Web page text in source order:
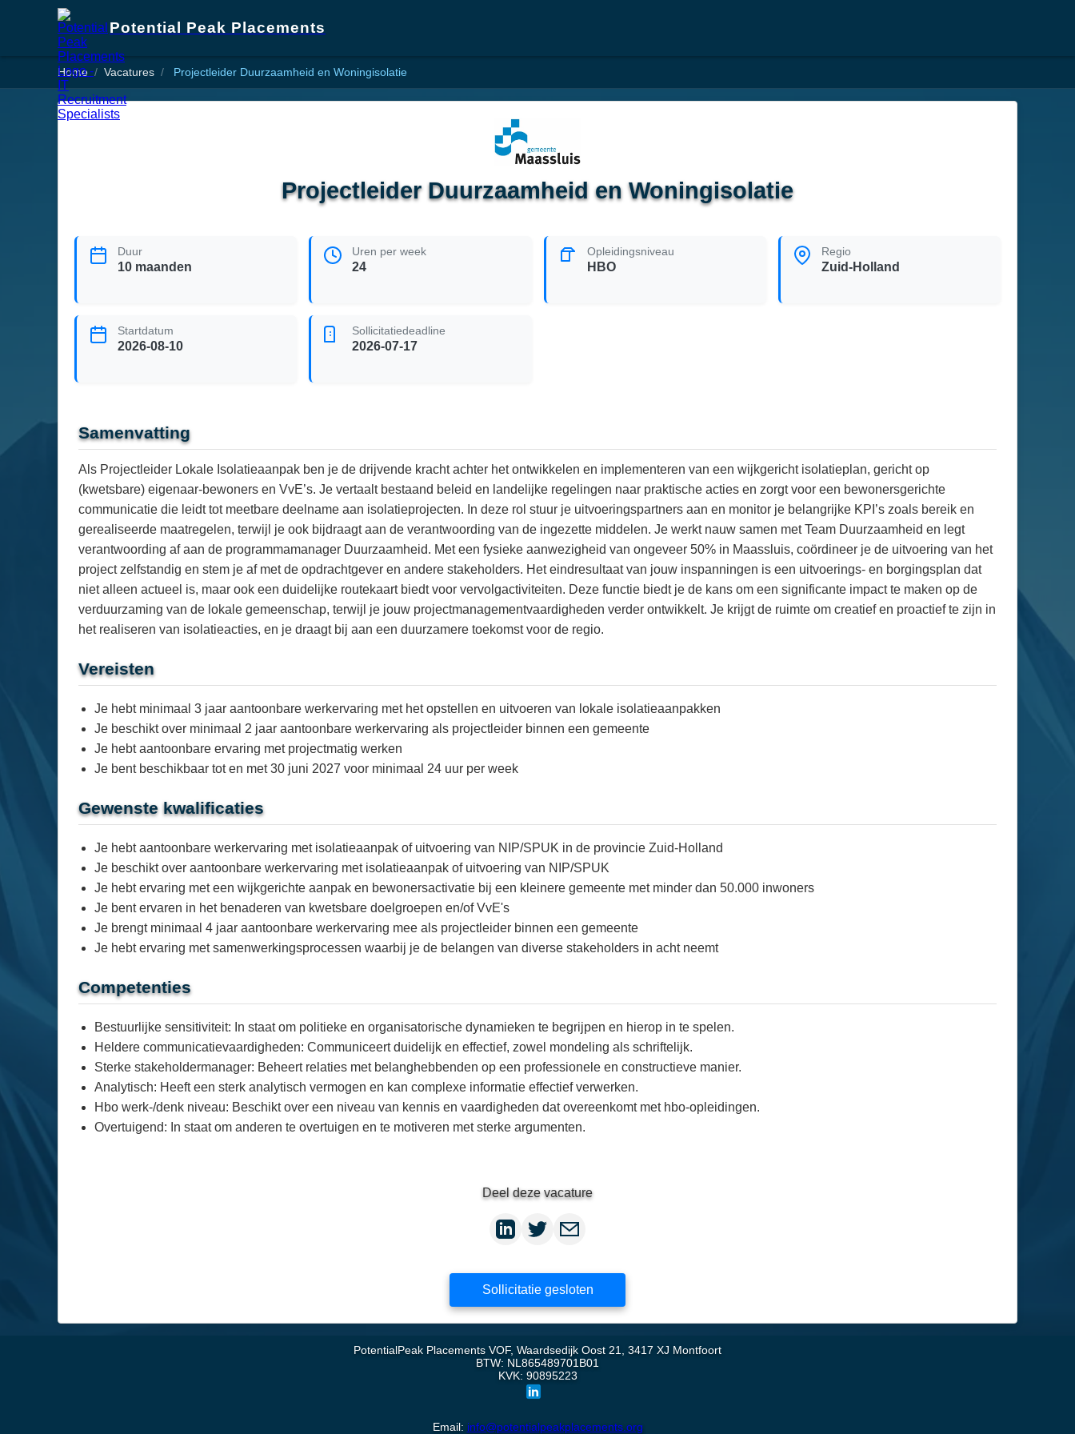
Potential Peak Placements
Home Vacatures Projectleider Duurzaamheid en Woningisolatie
Projectleider Duurzaamheid en Woningisolatie
Duur
10 maanden
Uren per week
24
Opleidingsniveau
HBO
Regio
Zuid-Holland
Startdatum
2026-08-10
Sollicitatiedeadline
2026-07-17
Samenvatting
Als Projectleider Lokale Isolatieaanpak ben je de drijvende kracht achter het ontwikkelen en implementeren van een wijkgericht isolatieplan, gericht op
(kwetsbare) eigenaar-bewoners en VvE’s. Je vertaalt bestaand beleid en landelijke regelingen naar praktische acties en zorgt voor een bewonersgerichte
communicatie die leidt tot meetbare deelname aan isolatieprojecten. In deze rol stuur je uitvoeringspartners aan en monitor je belangrijke KPI’s zoals bereik en
gerealiseerde maatregelen, terwijl je ook bijdraagt aan de verantwoording van de ingezette middelen. Je werkt nauw samen met Team Duurzaamheid en legt
verantwoording af aan de programmamanager Duurzaamheid. Met een fysieke aanwezigheid van ongeveer 50% in Maassluis, coördineer je de uitvoering van het
project zelfstandig en stem je af met de opdrachtgever en andere stakeholders. Het eindresultaat van jouw inspanningen is een uitvoerings- en borgingsplan dat
niet alleen actueel is, maar ook een duidelijke routekaart biedt voor vervolgactiviteiten. Deze functie biedt je de kans om een significante impact te maken op de
verduurzaming van de lokale gemeenschap, terwijl je jouw projectmanagementvaardigheden verder ontwikkelt. Je krijgt de ruimte om creatief en proactief te zijn in
het realiseren van isolatieacties, en je draagt bij aan een duurzamere toekomst voor de regio.
Vereisten
Je hebt minimaal 3 jaar aantoonbare werkervaring met het opstellen en uitvoeren van lokale isolatieaanpakken
Je beschikt over minimaal 2 jaar aantoonbare werkervaring als projectleider binnen een gemeente
Je hebt aantoonbare ervaring met projectmatig werken
Je bent beschikbaar tot en met 30 juni 2027 voor minimaal 24 uur per week
Gewenste kwalificaties
Je hebt aantoonbare werkervaring met isolatieaanpak of uitvoering van NIP/SPUK in de provincie Zuid-Holland
Je beschikt over aantoonbare werkervaring met isolatieaanpak of uitvoering van NIP/SPUK
Je hebt ervaring met een wijkgerichte aanpak en bewonersactivatie bij een kleinere gemeente met minder dan 50.000 inwoners
Je bent ervaren in het benaderen van kwetsbare doelgroepen en/of VvE's
Je brengt minimaal 4 jaar aantoonbare werkervaring mee als projectleider binnen een gemeente
Je hebt ervaring met samenwerkingsprocessen waarbij je de belangen van diverse stakeholders in acht neemt
Competenties
Bestuurlijke sensitiviteit: In staat om politieke en organisatorische dynamieken te begrijpen en hierop in te spelen.
Heldere communicatievaardigheden: Communiceert duidelijk en effectief, zowel mondeling als schriftelijk.
Sterke stakeholdermanager: Beheert relaties met belanghebbenden op een professionele en constructieve manier.
Analytisch: Heeft een sterk analytisch vermogen en kan complexe informatie effectief verwerken.
Hbo werk-/denk niveau: Beschikt over een niveau van kennis en vaardigheden dat overeenkomt met hbo-opleidingen.
Overtuigend: In staat om anderen te overtuigen en te motiveren met sterke argumenten.
Deel deze vacature
Sollicitatie gesloten
PotentialPeak Placements VOF, Waardsedijk Oost 21, 3417 XJ Montfoort
BTW: NL865489701B01
KVK: 90895223
Email: info@potentialpeakplacements.org